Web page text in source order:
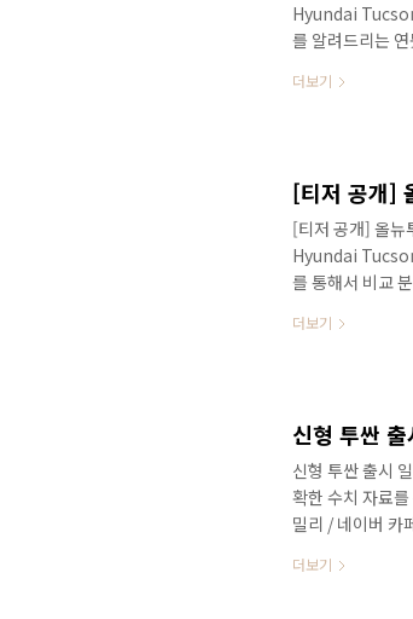
Hyundai
를 알려드리는
이 더 많은 것 같
더보기
[티저 공개] 올뉴
Hyundai
를 통해서 비교
다. 안녕하세요?
더보기
신형 투싼
신형 투싼 출시
확한 수치 자료
밀리 / 네이버 카
같은데, 이번 9월
더보기